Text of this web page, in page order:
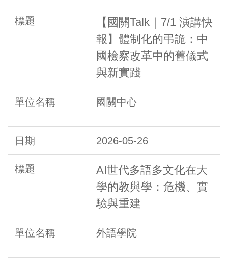
【國關Talk｜7/1 演講快
報】體制化的弔詭：中
國檢察改革中的舊儀式
與新實踐
國關中心
2026-05-26
AI世代多語多文化在大
學的教與學：危機、實
驗與重建
外語學院